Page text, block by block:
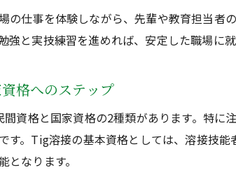
Tig溶接で未経験
国家資格取得で
国家資格で広が
溶接国家資格の
の仕事を体験しながら、先輩や教育担当者
強と実技練習を進めれば、安定した職場に
格へのステップ
資格と国家資格の2種類があります。特
す。Tig溶接の基本資格としては、溶接技
なります。